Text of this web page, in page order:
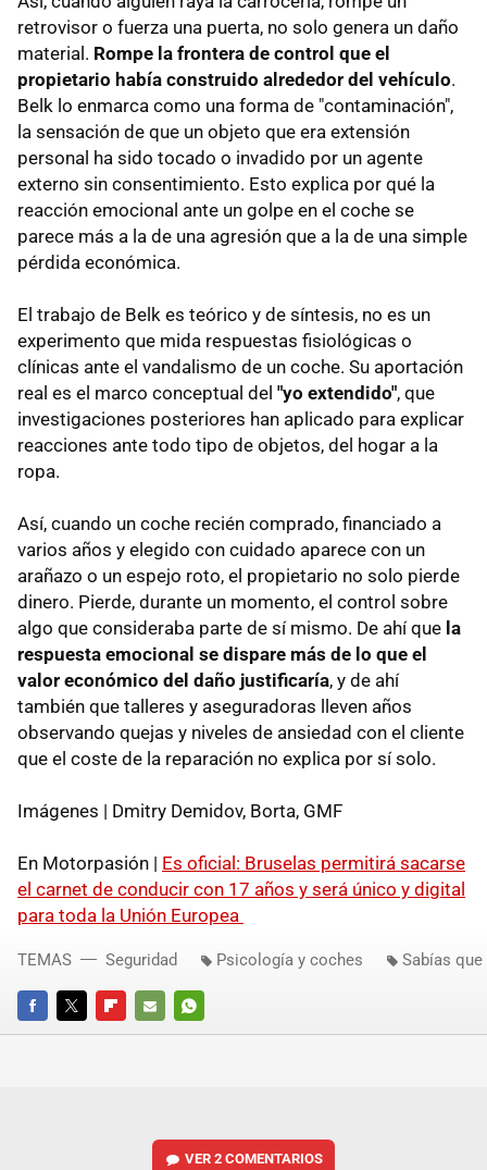
retrovisor o fuerza una puerta, no solo genera un daño
material. Rompe la frontera de control que el
propietario había construido alrededor del vehículo.
Belk lo enmarca como una forma de "contaminación",
la sensación de que un objeto que era extensión
personal ha sido tocado o invadido por un agente
externo sin consentimiento. Esto explica por qué la
reacción emocional ante un golpe en el coche se
parece más a la de una agresión que a la de una simple
pérdida económica.
El trabajo de Belk es teórico y de síntesis, no es un
experimento que mida respuestas fisiológicas o
clínicas ante el vandalismo de un coche. Su aportación
real es el marco conceptual del "yo extendido", que
investigaciones posteriores han aplicado para explicar
reacciones ante todo tipo de objetos, del hogar a la
ropa.
Así, cuando un coche recién comprado, financiado a
varios años y elegido con cuidado aparece con un
arañazo o un espejo roto, el propietario no solo pierde
dinero. Pierde, durante un momento, el control sobre
algo que consideraba parte de sí mismo. De ahí que la
respuesta emocional se dispare más de lo que el
valor económico del daño justificaría, y de ahí
también que talleres y aseguradoras lleven años
observando quejas y niveles de ansiedad con el cliente
que el coste de la reparación no explica por sí solo.
Imágenes | Dmitry Demidov, Borta, GMF
En Motorpasión | Es oficial: Bruselas permitirá sacarse
el carnet de conducir con 17 años y será único y digital
para toda la Unión Europea
FACEBOOKTWITTERFLIPBOARD
E-
WHATSAPP
TEMAS Seguridad Psicología y coches Sabías que
VER2 COMENTARIOS